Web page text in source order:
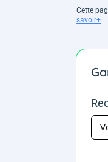
Cette
savoir+